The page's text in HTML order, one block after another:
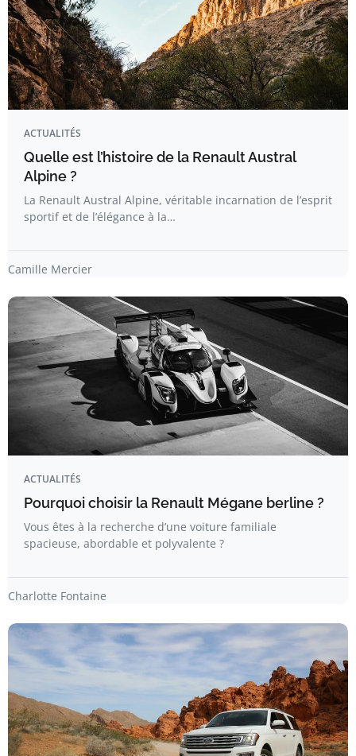
ACTUALITÉS
Quelle est l’histoire de la Renault Austral
Alpine ?
La Renault Austral Alpine, véritable incarnation de l’esprit
sportif et de l’élégance à la…
Camille Mercier
ACTUALITÉS
Pourquoi choisir la Renault Mégane berline ?
Vous êtes à la recherche d’une voiture familiale
spacieuse, abordable et polyvalente ?
Charlotte Fontaine